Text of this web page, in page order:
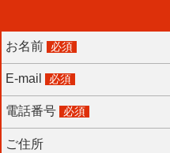
お名前 必須
E-mail 必須
電話番号 必須
ご住所